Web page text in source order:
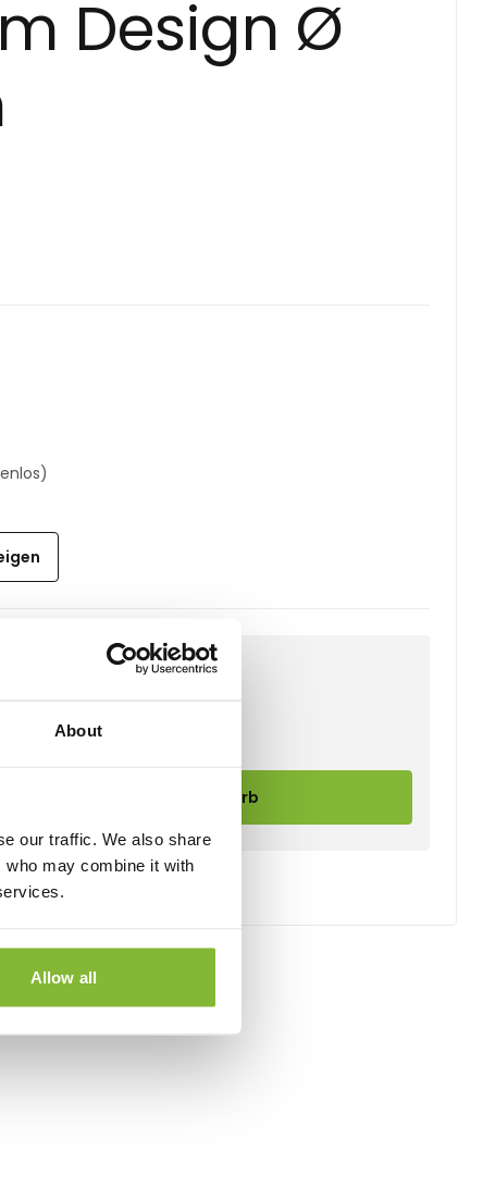
About
our traffic. We also share
may combine it with
Allow all
Design Ø
In den Warenkorb